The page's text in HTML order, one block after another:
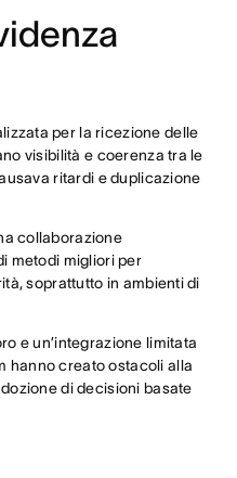
per la ricezione delle
visibilità e coerenza tra le
ritardi e duplicazione
collaborazione
metodi migliori per
soprattutto in ambienti di
e un’integrazione limitata
hanno creato ostacoli alla
di decisioni basate